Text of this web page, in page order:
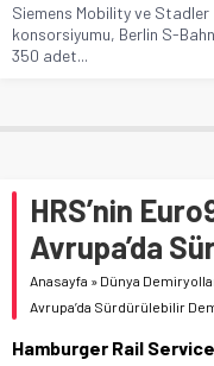
Siemens Mobility ve Stadler
konsorsiyumu, Berlin S-
350 adet...
HRS’nin
Avrupa’da
Anasayfa » Dünya
Avrupa’da Sürdürülebilir
Hamburger Rail